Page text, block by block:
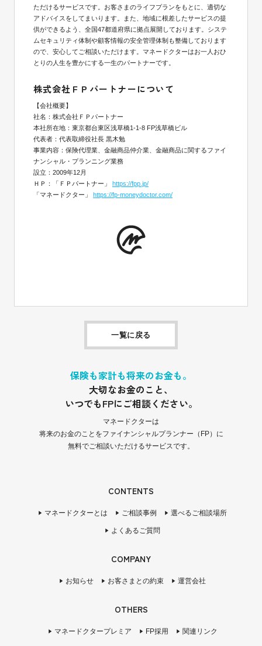
ただけるサービスです。お客さまのライフプランをもとに、適切な
アドバイスをしてまいります。また、地域に根差したサービスの提
供ができるよう、全国47都道府県に拠点展開しております。システ
ムセキュリティ体制や顧客情報の安全管理体制も整備しております
ので、安心してご相談いただけます。マネードクターはお一人おひ
とりの人生を豊かにする一生のパートナーです。
株式会社ＦＰパートナーについて
【会社概要】
社名：株式会社ＦＰパートナー
本社所在地：東京都台東区浅草橋1-1-8 FP浅草橋ビル
代表者：代表取締役社長 黒木勉
事業内容：保険代理業、金融商品仲介業、金融商品に関するファイ
ナンシャル・プランニング業務
設立：2009年12月
ＨＰ：「ＦＰパートナー」 https://fpp.jp/
「マネードクター」 https://fp-moneydoctor.com/
一覧に戻る
保険も家計も将来のお金も。
大切なお金のこと、
いつでもFPにご相談ください。
マネードクターは
将来のお金のことをファイナンシャルプランナー（FP）に
無料でご相談いただけるサービスです。
CONTENTS
マネードクターとは ご相談事例 選べるご相談場所
よくあるご質問
COMPANY
お知らせ お客さまとの約束 運営会社
OTHERS
マネードクタープレミア FP採用 関連リンク